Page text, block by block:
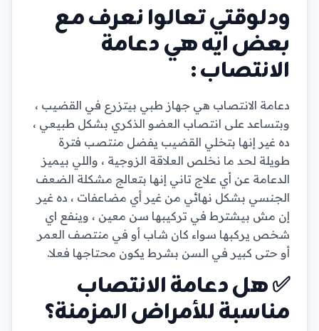
ودلوقتي تعالوا نعرف مع
بعض ايه هي دعامة
الانتصاب :
دعامة الانتصاب هي جهاز طبي بيتزرع في القضيب ،
وبتساعد على انتصاب العضو الذكري بشكل طبيعي ،
ده غير إنها بتخلي القضيب يفضل منتصب فترة
طويلة لحد ما نخلص العلاقة الزوجية ، واللي بيميز
الدعامة عن أي علاج تاني إنها بتعالج مشكلة الضعف
الجنسي بشكل نهائي من غير أي مضاعفات ، ده غير
إن مش بيشترط في تركيبها سن معين ، وينفع اي
شخص يركبها سواء كان شاب أو في منتصف العمر
أو حتى كبير في السن بشرط يكون محتاجها فعلا.
✅ هل دعامة الانتصاب
مناسبة للأمراض المزمنة؟